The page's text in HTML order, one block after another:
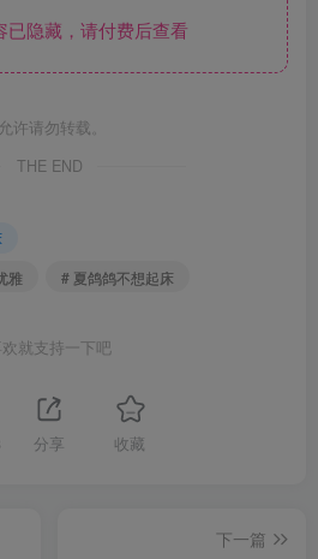
隐藏，请付费后查看
许请勿转载。
THE END
雅 # 夏鸽鸽不想起床
欢就支持一下吧
分享 收藏
下一篇